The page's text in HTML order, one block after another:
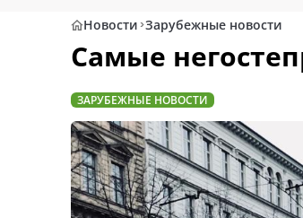
Новости Зарубежные новости
Самые
ЗАРУБЕЖНЫЕ НОВОСТИ